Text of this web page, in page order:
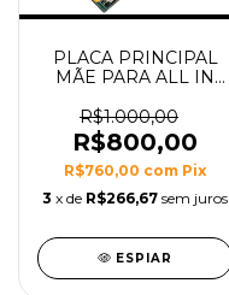
PLACA PRINCIPAL
MÃE PARA ALL IN
C4500AI-21 MODELO
DA01G VER:1.1
C46E7B70CFAB
R$1.000,00
R$800,00
R$760,00 com Pix
3 x de R$266,67 sem juros
ESPIAR